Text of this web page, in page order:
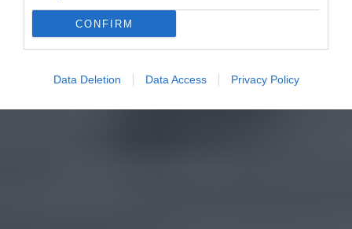
CONFIRM
Data Deletion Data Access Privacy Policy